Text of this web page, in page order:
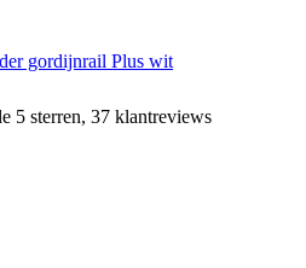
gordijnrail Plus wit
5 sterren, 37 klantreviews